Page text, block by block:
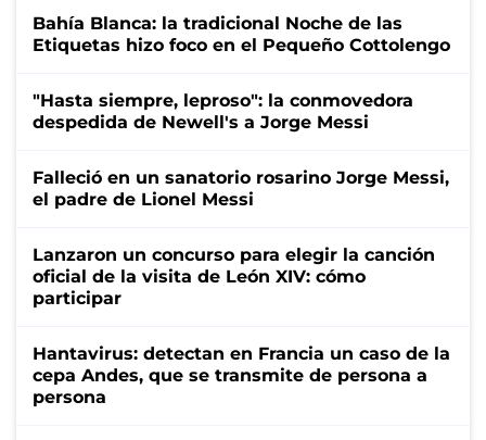
Bahía Blanca: la tradicional Noche de las
Etiquetas hizo foco en el Pequeño Cottolengo
"Hasta siempre, leproso": la conmovedora
despedida de Newell's a Jorge Messi
Falleció en un sanatorio rosarino Jorge Messi,
el padre de Lionel Messi
Lanzaron un concurso para elegir la canción
oficial de la visita de León XIV: cómo
participar
Hantavirus: detectan en Francia un caso de la
cepa Andes, que se transmite de persona a
persona